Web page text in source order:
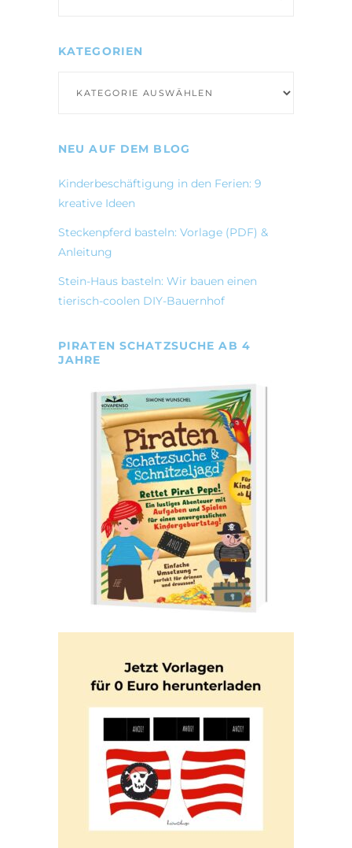
KATEGORIEN
NEU AUF DEM BLOG
Kinderbeschäftigung in den Ferien: 9
kreative Ideen
Steckenpferd basteln: Vorlage (PDF) &
Anleitung
Stein-Haus basteln: Wir bauen einen
tierisch-coolen DIY-Bauernhof
PIRATEN SCHATZSUCHE AB 4
JAHRE